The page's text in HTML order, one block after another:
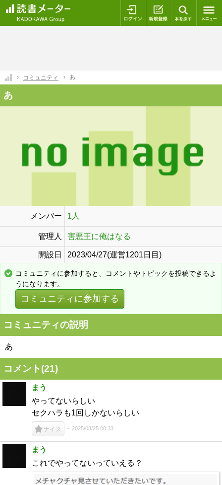
ログイン 新規登録
コミュニティ あ
あ
メンバー 1人
管理人 害悪王に俺はなる
開設日 2023/04/27(運営1201日目)
コミュニティに参加すると、コメントやトピックを投稿できるよ
うになります。
コミュニティに参加する
コミュニティの説明
あ
コメント(21)
まう
やってないらしい
セクハラも1回しかないらしい
ナイス 2025/08/25 00:33
まう
これでやってないっていえる？